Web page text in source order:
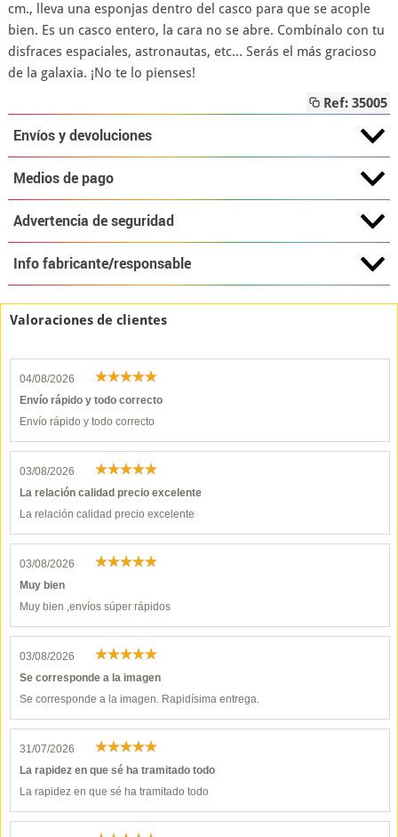
cm., lleva una esponjas dentro del casco para que se acople
bien. Es un casco entero, la cara no se abre. Combínalo con tu
disfraces espaciales, astronautas, etc... Serás el más gracioso
de la galaxia. ¡No te lo pienses!
Ref: 35005
Envíos y devoluciones
Medios de pago
Advertencia de seguridad
Info fabricante/responsable
Valoraciones de clientes
04/08/2026
Envío rápido y todo correcto
Envío rápido y todo correcto
03/08/2026
La relación calidad precio excelente
La relación calidad precio excelente
03/08/2026
Muy bien
Muy bien ,envíos súper rápidos
03/08/2026
Se corresponde a la imagen
Se corresponde a la imagen. Rapidísima entrega.
31/07/2026
La rapidez en que sé ha tramitado todo
La rapidez en que sé ha tramitado todo